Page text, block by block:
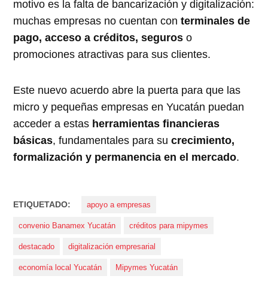
motivo es la falta de bancarización y digitalización:
muchas empresas no cuentan conterminales de
pago, acceso a créditos, seguros o
promociones atractivas para sus clientes.
Este nuevo acuerdo abre la puerta para que las
micro y pequeñas empresas en Yucatán puedan
acceder a estas herramientas financieras
básicas, fundamentales para sucrecimiento,
formalización y permanencia en el mercado.
ETIQUETADO: apoyo a empresas
convenio Banamex Yucatán créditos para mipymes
destacado digitalización empresarial
economía local Yucatán Mipymes Yucatán